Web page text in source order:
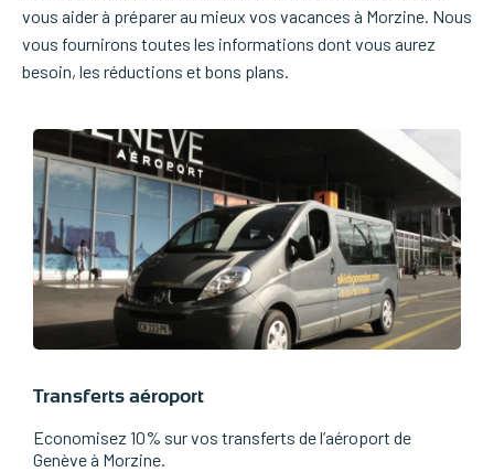
vous aider à préparer au mieux vos vacances à Morzine. Nous
vous fournirons toutes les informations dont vous aurez
besoin, les réductions et bons plans.
Transferts aéroport
Economisez 10% sur vos transferts de l’aéroport de
Genève à Morzine.